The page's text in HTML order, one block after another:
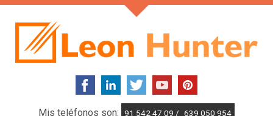
Mis teléfonos son: 91 542 47 09 / 639 050 954